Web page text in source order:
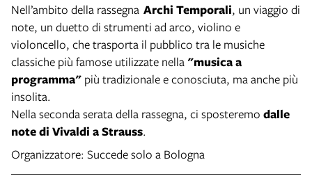
Nell’ambito della rassegna Archi Temporali, un viaggio di
note, un duetto di strumenti ad arco, violino e
violoncello, che trasporta il pubblico tra le musiche
classiche più famose utilizzate nella"musica a
programma" più tradizionale e conosciuta, ma anche più
insolita.
Nella seconda serata della rassegna, ci sposteremo dalle
note di Vivaldi a Strauss.
Organizzatore: Succede solo a Bologna